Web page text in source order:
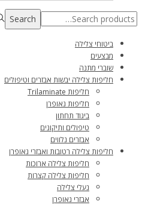
₪1,452.
₪1,350.
Search
Search
ביטוחי צלילה
מבצעים
שוברי מתנה
חליפות צלילה יבשות אבזרים וטיפולים
חליפות Trilaminate
חליפות נאופרן
ביגוד תחתון
טיפולים ותיקונים
אבזרים נלווים
חליפות צלילה רטובות ואבזרי נאופרן
חליפות צלילה ארוכות
חליפות צלילה קצרות
נעלי צלילה
אבזרי נאופרן